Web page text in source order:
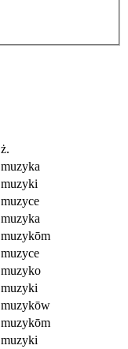
ż.
muzyka
muzyki
muzyce
muzyka
muzykōm
muzyce
muzyko
muzyki
muzykōw
muzykōm
muzyki